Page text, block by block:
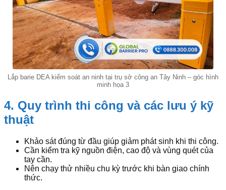
Lắp barie DEA kiểm soát an ninh tại trụ sở công an Tây Ninh – góc hình
minh họa 3
4. Quy trình thi công và các lưu ý kỹ
thuật
Khảo sát đúng từ đầu giúp giảm phát sinh khi thi công.
Cần kiểm tra kỹ nguồn điện, cao độ và vùng quét của
tay cần.
Nên chạy thử nhiều chu kỳ trước khi bàn giao chính
thức.